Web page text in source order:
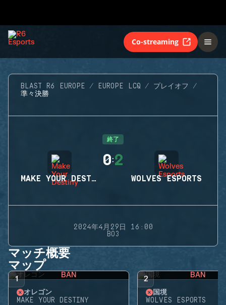
Co-streaming
BLAST R6 EUROPE EUROPE LCQ
プレイオフ
準々決勝
終了
MAKE YOUR DESTINY
0:2
WOLVES ESPORTS
2024年4月29日 16:00
BO3
マッチ概要
マップ
1 BAN
オレゴン
MAKE YOUR DESTINY
2 BAN
国境
WOLVES ESPORTS